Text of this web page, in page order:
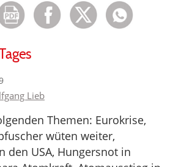
Lieb
Themen: Eurokrise,
wüten weiter,
den USA, Hungersnot in